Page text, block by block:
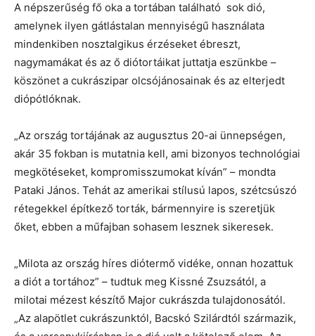
A népszerűség fő oka a tortában található sok dió,
amelynek ilyen gátlástalan mennyiségű használata
mindenkiben nosztalgikus érzéseket ébreszt,
nagymamákat és az ő diótortáikat juttatja eszünkbe –
köszönet a cukrászipar olcsójánosainak és az elterjedt
diópótlóknak.
„Az ország tortájának az augusztus 20-ai ünnepségen,
akár 35 fokban is mutatnia kell, ami bizonyos technológiai
megkötéseket, kompromisszumokat kíván” – mondta
Pataki János. Tehát az amerikai stílusú lapos, szétcsúszó
rétegekkel építkező torták, bármennyire is szeretjük
őket, ebben a műfajban sohasem lesznek sikeresek.
„Milota az ország híres diótermő vidéke, onnan hozattuk
a diót a tortához” – tudtuk meg Kissné Zsuzsától, a
milotai mézest készítő Major cukrászda tulajdonosától.
„Az alapötlet cukrászunktól, Bacskó Szilárdtól származik,